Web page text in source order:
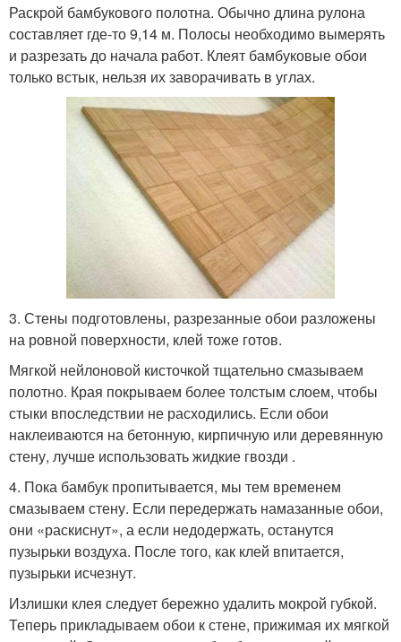
Раскрой бамбукового полотна. Обычно длина рулона
составляет где-то 9,14 м. Полосы необходимо вымерять
и разрезать до начала работ. Клеят бамбуковые обои
только встык, нельзя их заворачивать в углах.
3. Стены подготовлены, разрезанные обои разложены
на ровной поверхности, клей тоже готов.
Мягкой нейлоновой кисточкой тщательно смазываем
полотно. Края покрываем более толстым слоем, чтобы
стыки впоследствии не расходились. Если обои
наклеиваются на бетонную, кирпичную или деревянную
стену, лучше использовать жидкие гвозди .
4. Пока бамбук пропитывается, мы тем временем
смазываем стену. Если передержать намазанные обои,
они «раскиснут», а если недодержать, останутся
пузырьки воздуха. После того, как клей впитается,
пузырьки исчезнут.
Излишки клея следует бережно удалить мокрой губкой.
Теперь прикладываем обои к стене, прижимая их мягкой